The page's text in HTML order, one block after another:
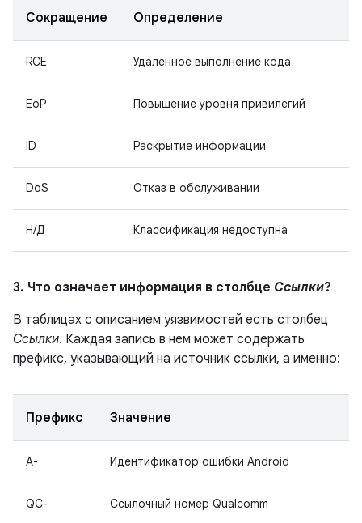
Сокращение Определение
RCE Удаленное выполнение кода
EoP Повышение уровня привилегий
ID Раскрытие информации
DoS Отказ в обслуживании
Н/Д Классификация недоступна
3. Что означает информация в столбце Ссылки?
В таблицах с описанием уязвимостей есть столбец
Ссылки. Каждая запись в нем может содержать
префикс, указывающий на источник ссылки, а именно:
Префикс Значение
A- Идентификатор ошибки Android
QC- Ссылочный номер Qualcomm